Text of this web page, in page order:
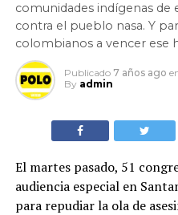
comunidades indígenas de
contra el pueblo nasa. Y
colombianos a vencer ese
Publicado 7 años ago
By admin
El martes pasado, 51
audiencia especial en
para repudiar la ola de